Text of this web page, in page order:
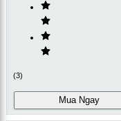
(3)
Mua Ngay